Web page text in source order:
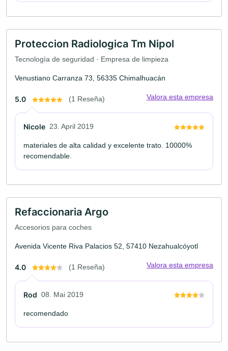
Proteccion Radiologica Tm Nipol
Tecnología de seguridad · Empresa de limpieza
Venustiano Carranza 73, 56335 Chimalhuacán
5.0 (1 Reseña) Valora esta empresa
Nicole 23. April 2019
materiales de alta calidad y excelente trato. 10000%
recomendable.
Refaccionaria Argo
Accesorios para coches
Avenida Vicente Riva Palacios 52, 57410 Nezahualcóyotl
4.0 (1 Reseña) Valora esta empresa
Rod 08. Mai 2019
recomendado